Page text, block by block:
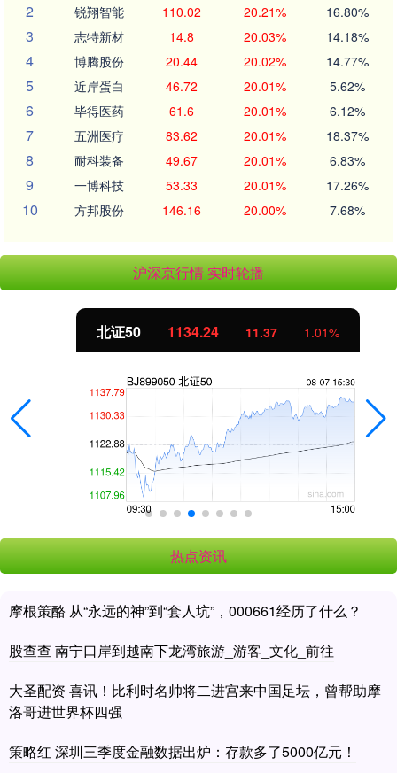
2 锐翔智能 110.02 20.21% 16.80%
3 志特新材 14.8 20.03% 14.18%
4 博腾股份 20.44 20.02% 14.77%
5 近岸蛋白 46.72 20.01% 5.62%
6 毕得医药 61.6 20.01% 6.12%
7 五洲医疗 83.62 20.01% 18.37%
8 耐科装备 49.67 20.01% 6.83%
9 一博科技 53.33 20.01% 17.26%
10 方邦股份 146.16 20.00% 7.68%
沪深京行情 实时轮播
北证50 1134.24 11.37 1.01%
热点资讯
摩根策酪 从“永远的神”到“套人坑”，000661经历了什么？
股查查 南宁口岸到越南下龙湾旅游_游客_文化_前往
大圣配资 喜讯！比利时名帅将二进宫来中国足坛，曾帮助摩
洛哥进世界杯四强
策略红 深圳三季度金融数据出炉：存款多了5000亿元！